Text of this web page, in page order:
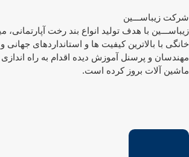
زیباســـین
با هدف تولید انواع بند رخت آپارتمانی،
با بالاترین کیفیت ها و استانداردهای جهانی و
و پرسنل آموزش دیده اقدام به راه اندازی
آلات بروز کرده است.